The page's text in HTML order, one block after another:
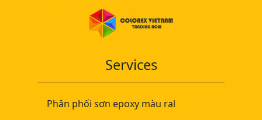
Services
Phân phối sơn epoxy màu ral